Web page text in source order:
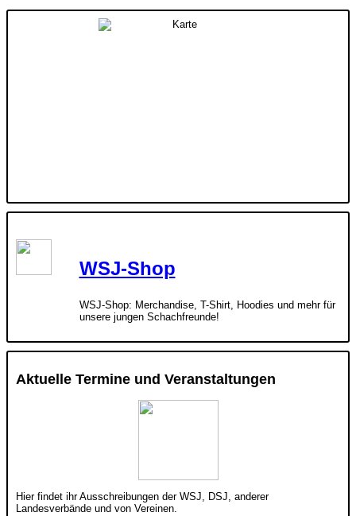
WSJ-Shop
WSJ-Shop: Merchandise, T-Shirt, Hoodies und mehr für
unsere jungen Schachfreunde!
Aktuelle Termine und Veranstaltungen
Hier findet ihr Ausschreibungen der WSJ, DSJ, anderer
Landesverbände und von Vereinen.